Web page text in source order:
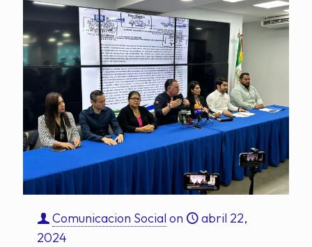
Comunicacion Social on
abril 22,
2024